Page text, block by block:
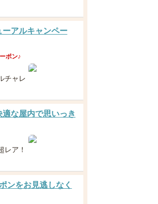
アルキャンペー
ポン♪
チャレ
な屋内で思いっき
レア！
ンをお見逃しなく